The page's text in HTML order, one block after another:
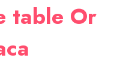
table Or